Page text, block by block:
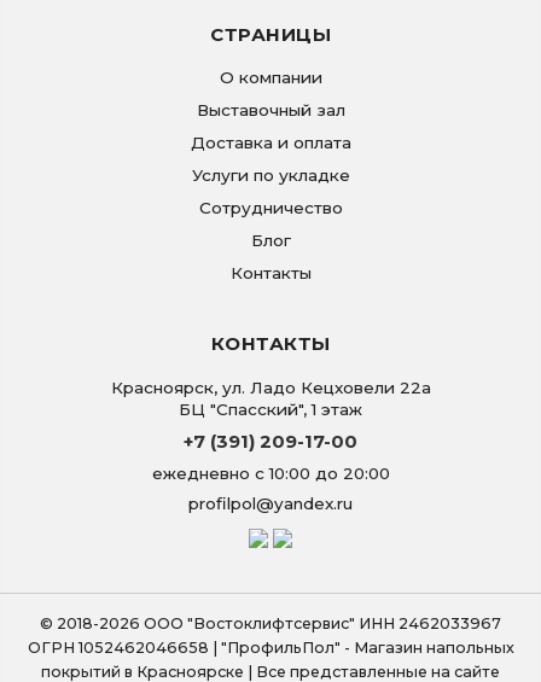
СТРАНИЦЫ
О компании
Выставочный зал
Доставка и оплата
Услуги по укладке
Сотрудничество
Блог
Контакты
КОНТАКТЫ
Красноярск, ул. Ладо Кецховели 22а
БЦ "Спасский", 1 этаж
+7 (391) 209-17-00
ежедневно с 10:00 до 20:00
profilpol@yandex.ru
© 2018-2026 ООО "Востоклифтсервис" ИНН 2462033967
ОГРН 1052462046658 | "ПрофильПол" - Магазин напольных
покрытий в Красноярске | Все представленные на сайте